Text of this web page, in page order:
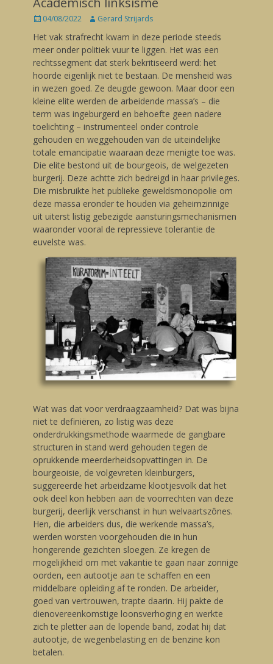
Posted
04/08/2022 Author
Gerard Strijards
Het vak strafrecht kwam in deze periode steeds
meer onder politiek vuur te liggen. Het was een
rechtssegment dat sterk bekritiseerd werd: het
hoorde eigenlijk niet te bestaan. De mensheid was
in wezen goed. Ze deugde gewoon. Maar door een
kleine elite werden de arbeidende massa’s – die
term was ingeburgerd en behoefte geen nadere
toelichting – instrumenteel onder controle
gehouden en weggehouden van de uiteindelijke
totale emancipatie waaraan deze menigte toe was.
Die elite bestond uit de bourgeois, de welgezeten
burgerij. Deze achtte zich bedreigd in haar privileges.
Die misbruikte het publieke geweldsmonopolie om
deze massa eronder te houden via geheimzinnige
uit uiterst listig gebezigde aansturingsmechanismen
waaronder vooral de repressieve tolerantie de
euvelste was.
Wat was dat voor verdraagzaamheid? Dat was bijna
niet te definiëren, zo listig was deze
onderdrukkingsmethode waarmede de gangbare
structuren in stand werd gehouden tegen de
oprukkende meerderheidsopvattingen in. De
bourgeoisie, de volgevreten kleinburgers,
suggereerde het arbeidzame klootjesvolk dat het
ook deel kon hebben aan de voorrechten van deze
burgerij, deerlijk verschanst in hun welvaartszônes.
Hen, die arbeiders dus, die werkende massa’s,
werden worsten voorgehouden die in hun
hongerende gezichten sloegen. Ze kregen de
mogelijkheid om met vakantie te gaan naar zonnige
oorden, een autootje aan te schaffen en een
middelbare opleiding af te ronden. De arbeider,
goed van vertrouwen, trapte daarin. Hij pakte de
dienovereenkomstige loonsverhoging en werkte
zich te pletter aan de lopende band, zodat hij dat
autootje, de wegenbelasting en de benzine kon
betalen.